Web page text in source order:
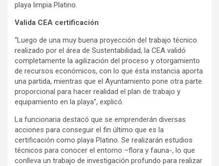
playa limpia Platino.
Valida CEA certificación
“Luego de una muy buena proyección del trabajo técnico
realizado por el área de Sustentabilidad, la CEA validó
completamente la agilización del proceso y otorgamiento
de recursos económicos, con lo que ésta instancia aporta
una partida, mientras que el Ayuntamiento pone otra parte
proporcional para hacer realidad el plan de trabajo y
equipamiento en la playa”, explicó.
La funcionaria destacó que se emprenderán diversas
acciones para conseguir el fin último que es la
certificación como playa Platino. Se realizarán estudios
técnicos para conocer el entorno –flora y fauna-, lo que
conlleva un trabajo de investigación profundo para realizar